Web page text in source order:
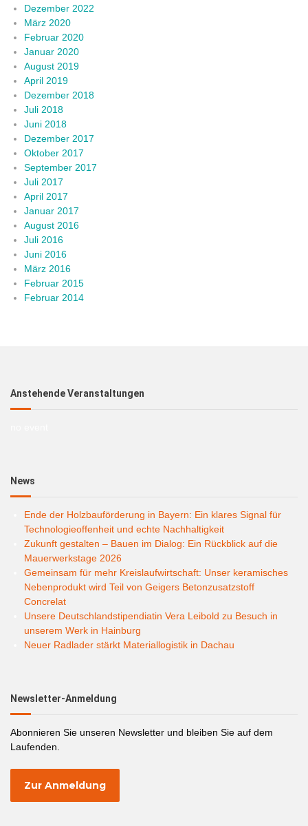
Dezember 2022
März 2020
Februar 2020
Januar 2020
August 2019
April 2019
Dezember 2018
Juli 2018
Juni 2018
Dezember 2017
Oktober 2017
September 2017
Juli 2017
April 2017
Januar 2017
August 2016
Juli 2016
Juni 2016
März 2016
Februar 2015
Februar 2014
Anstehende Veranstaltungen
News
Ende der Holzbauförderung in Bayern: Ein klares Signal für
Technologieoffenheit und echte Nachhaltigkeit
Zukunft gestalten – Bauen im Dialog: Ein Rückblick auf die
Mauerwerkstage 2026
Gemeinsam für mehr Kreislaufwirtschaft: Unser keramisches
Nebenprodukt wird Teil von Geigers Betonzusatzstoff
Concrelat
Unsere Deutschlandstipendiatin Vera Leibold zu Besuch in
unserem Werk in Hainburg
Neuer Radlader stärkt Materiallogistik in Dachau
Newsletter-Anmeldung
Abonnieren Sie unseren Newsletter und bleiben Sie auf dem
Laufenden.
Zur Anmeldung